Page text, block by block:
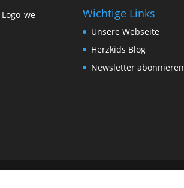
Wichtige Links
Unsere Webseite
Herzkids Blog
Newsletter abonnieren